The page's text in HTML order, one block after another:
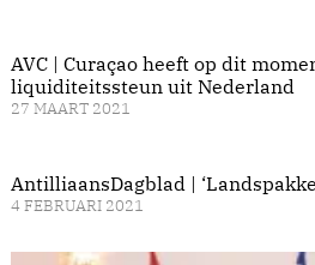
AVC | Curaçao heeft op dit
liquiditeitssteun uit Nederland
27 MAART 2021
AntilliaansDagblad |
4 FEBRUARI 2021